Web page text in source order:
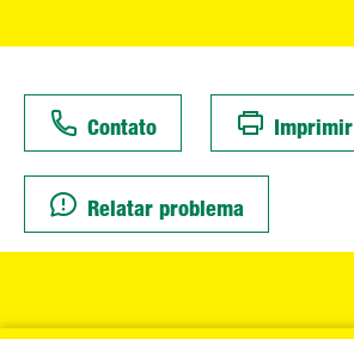
Contato Imprimir
Relatar problema